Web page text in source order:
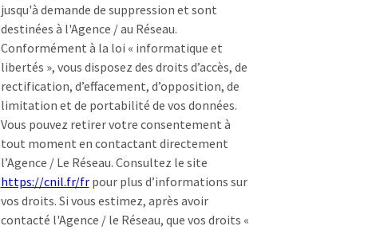
jusqu'à demande de suppression et sont
destinées à l'Agence / au Réseau.
Conformément à la loi « informatique et
libertés », vous disposez des droits d’accès, de
rectification, d’effacement, d’opposition, de
limitation et de portabilité de vos données.
Vous pouvez retirer votre consentement à
tout moment en contactant directement
l’Agence / Le Réseau. Consultez le site
https://cnil.fr/frpour plus d’informations sur
vos droits. Si vous estimez, après avoir
contacté l'Agence / le Réseau, que vos droits «